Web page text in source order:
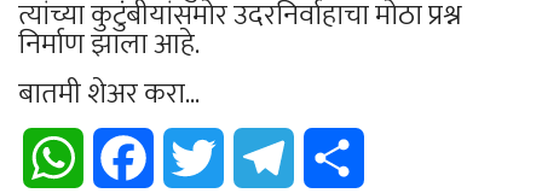
त्यांच्या कुटुंबीयांसमोर उदरनिर्वाहाचा मोठा प्रश्न
निर्माण झाला आहे.
बातमी शेअर करा...
WhatsApp Facebook Twitter Telegram